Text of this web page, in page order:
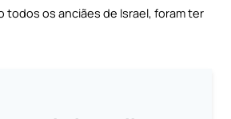
os anciães de Israel, foram ter